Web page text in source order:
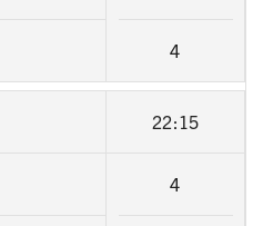
4
22:15
4